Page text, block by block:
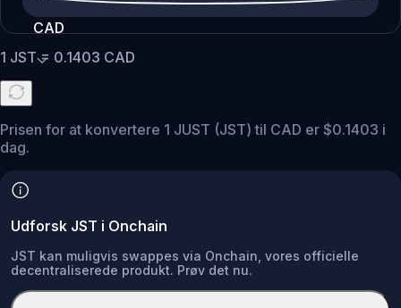
CAD
1 JST= 0.1403 CAD
Prisen for at konvertere 1 JUST (JST) til CAD er $0.1403 i
dag.
Udforsk JST i Onchain
JST kan muligvis swappes via Onchain, vores officielle
decentraliserede produkt. Prøv det nu.